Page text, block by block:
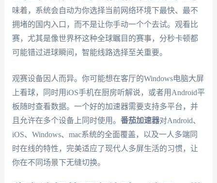
味着，系统会自动为你选择当前网络环境下最快、最不
拥堵的国内入口，而不是让你手动一个个去试。观看比
赛，尤其是像世界杯这种全球瞩目的赛事，分秒卡顿都
可能错过进球瞬间，智能线路选择至关重要。
观赛设备因人而异。你可能想在客厅的Windows电脑大屏
上看球，同时用iOS手机在厨房听解说，或者用Android平
板随时查看数据。一个好的加速器需要支持多平台，并
且允许在多个设备上同时使用。 番茄加速器对Android、
iOS、Windows、mac系统的全面覆盖，以及一人多端同
时在线的特性，完美适应了现代人多屏生活的习惯，让
你在不同场景下无缝切换。